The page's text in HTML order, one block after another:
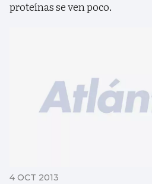
proteínas se ven poco.
4 OCT 2013